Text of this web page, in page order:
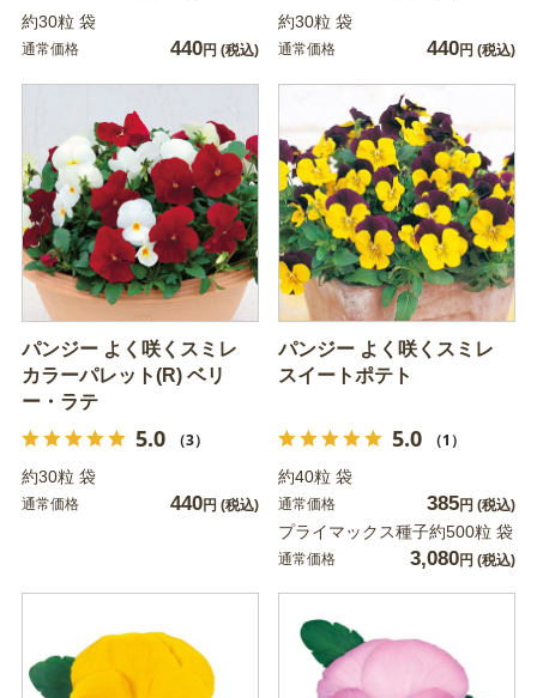
約30粒 袋
通常価格 440円 (税込)
約30粒 袋
通常価格 440円 (税込)
パンジー よく咲くスミレ
カラーパレット(R) ベリ
ー・ラテ
5.0 （3）
約30粒 袋
通常価格 440円 (税込)
パンジー よく咲くスミレ
スイートポテト
5.0 （1）
約40粒 袋
通常価格 385円 (税込)
プライマックス種子約500粒 袋
通常価格 3,080円 (税込)